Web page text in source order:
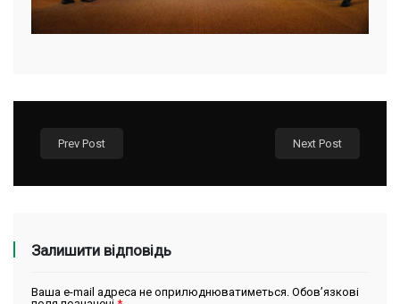
Prev Post Next Post
Залишити відповідь
Ваша e-mail адреса не оприлюднюватиметься. Обов’язкові